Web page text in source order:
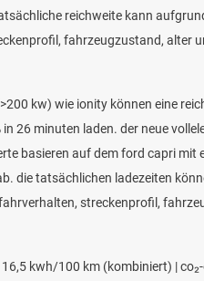
reichweite kann
fahrzeugzustand, alter
kw) wie ionity können eine
26 minuten laden. der neue
basieren auf dem ford capri mit
die tatsächlichen ladezeiten
streckenprofil,
kwh/100 km (kombiniert) |